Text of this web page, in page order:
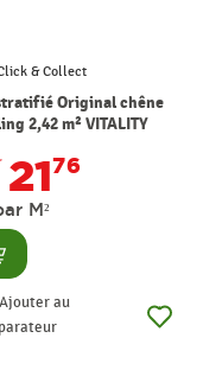
& Collect
Original chêne
2,42 m² VITALITY
2176
M²
Ajouter au